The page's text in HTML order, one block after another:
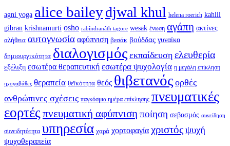
agni yoga alice baileydjwal khul helena roerich kahlil
gibran krishnamurti osho rabîndranâth tagore wesak ένωση αγάπη ακτίνες
αλήθεια αυτογνωσία αφύπνιση βεσάκ βούδδας γυναίκα
δημιουργικότητα διαλογισμός εκπαίδευση ελευθερία
εξέλιξη εσωτέρα θεραπευτική εσωτέρα ψυχολογία η μεγάλη επίκληση
ηχογαβάθες θεραπεία θεϊκότητα θεός θιβετανός ορθές
ανθρώπινες σχέσεις παγκόσμια ημέρα επίκλησης πνευματικές
εορτές πνευματική αφύπνιση ποίηση σεβασμός συνείδηση
συνειδητότητα υπηρεσία χαρά χορτοφαγία χριστόςψυχή
ψυχοθεραπεία